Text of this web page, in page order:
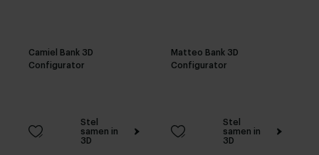
Camiel Bank 3D
Configurator
Stel
samen in
3D
Matteo Bank 3D
Configurator
Stel
samen in
3D